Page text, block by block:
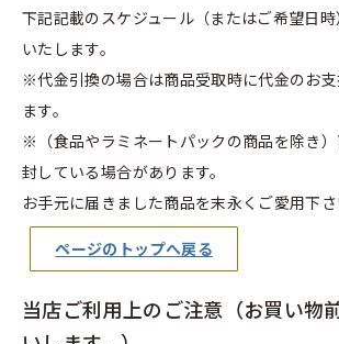
下記記載のスケジュール（またはご希望日
いたします。
※代金引換の場合は商品受取時に代金のお
ます。
※（食品やラミネートパックの商品を除き
封している場合があります。
お手元に届きました商品を末永くご愛用下さ
ページのトップへ戻る
当店ご利用上のご注意（お買い物